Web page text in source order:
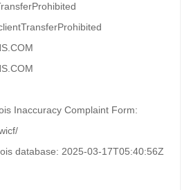
Inaccuracy Complaint Form:
database: 2025-03-17T05:40:56Z